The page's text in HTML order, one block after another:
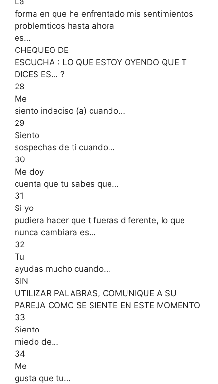
forma en que he enfrentado mis sentimientos
problemticos hasta ahora
es…
CHEQUEO DE
ESCUCHA : LO QUE ESTOY OYENDO QUE T
DICES ES… ?
28
Me
siento indeciso (a) cuando…
29
Siento
sospechas de ti cuando…
30
Me doy
cuenta que tu sabes que…
31
Si yo
pudiera hacer que t fueras diferente, lo que
nunca cambiara es…
32
Tu
ayudas mucho cuando…
SIN
UTILIZAR PALABRAS, COMUNIQUE A SU
PAREJA COMO SE SIENTE EN ESTE MOMENTO
33
Siento
miedo de…
34
Me
gusta que tu…